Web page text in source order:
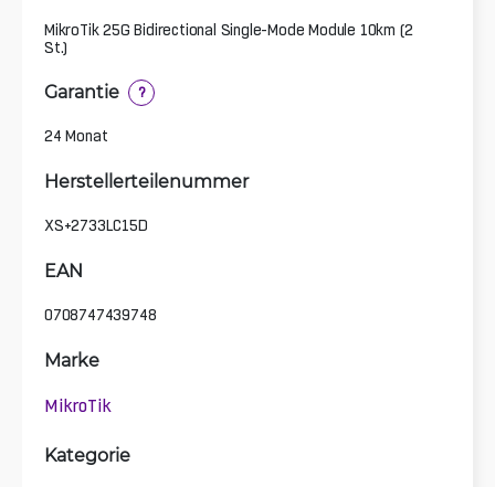
MikroTik 25G Bidirectional Single-Mode Module 10km (2
St.)
Garantie ?
24 Monat
Herstellerteilenummer
XS+2733LC15D
EAN
0708747439748
Marke
MikroTik
Kategorie